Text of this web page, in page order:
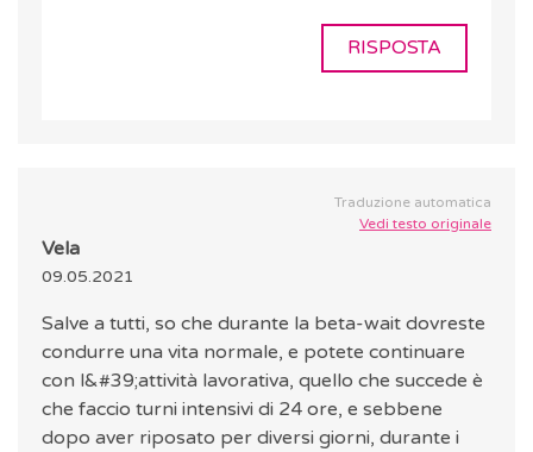
RISPOSTA
Traduzione automatica
Vedi testo originale
Vela
09.05.2021
Salve a tutti, so che durante la beta-wait dovreste
condurre una vita normale, e potete continuare
con l&#39;attività lavorativa, quello che succede è
che faccio turni intensivi di 24 ore, e sebbene
dopo aver riposato per diversi giorni, durante i